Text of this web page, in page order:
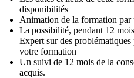
disponibilités
Animation de la formation
La possibilité, pendant 12
Expert sur des
votre formation
Un suivi de 12 mois de la
acquis.